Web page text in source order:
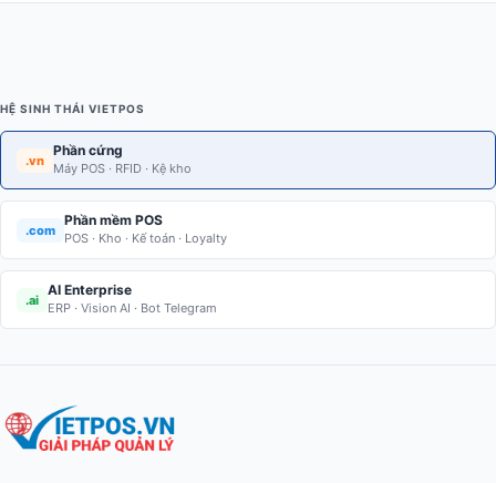
HỆ SINH THÁI VIETPOS
.vn
Phần cứng
Máy POS · RFID · Kệ kho
.com
Phần mềm POS
POS · Kho · Kế toán · Loyalty
.ai
AI Enterprise
ERP · Vision AI · Bot Telegram